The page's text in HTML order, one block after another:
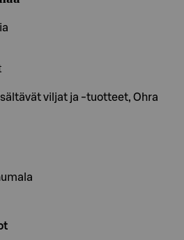
viljat ja -tuotteet, Ohra